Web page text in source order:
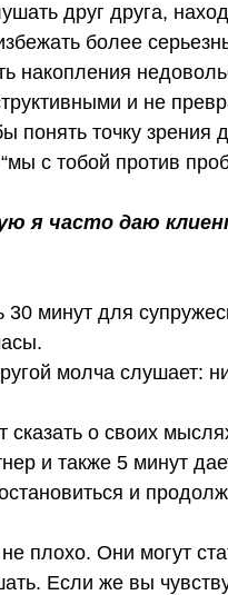
друг друга,
более
накопления
и не
точку зрения
с тобой против
я часто даю
минут для
молча слушает:
о своих
и также 5 минут
и
плохо. Они могут
Если же вы